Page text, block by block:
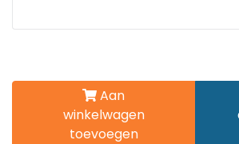
Aan
winkelwagen
toevoegen